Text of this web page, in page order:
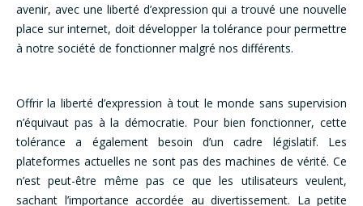
avenir, avec une liberté d’expression qui a trouvé une nouvelle
place sur internet, doit développer la tolérance pour permettre
à notre société de fonctionner malgré nos différents.
Offrir la liberté d’expression à tout le monde sans supervision
n’équivaut pas à la démocratie. Pour bien fonctionner, cette
tolérance a également besoin d’un cadre législatif. Les
plateformes actuelles ne sont pas des machines de vérité. Ce
n’est peut-être même pas ce que les utilisateurs veulent,
sachant l’importance accordée au divertissement. La petite